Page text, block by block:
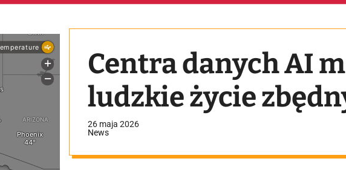
Centra danych AI
ludzkie życie
26 maja 2026
News